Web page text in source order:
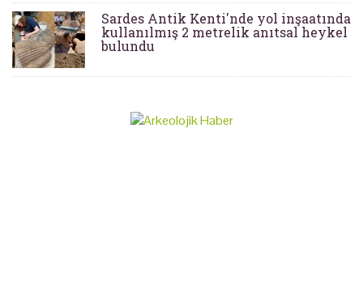
Sardes Antik Kenti'nde yol inşaatında
kullanılmış 2 metrelik anıtsal heykel
bulundu